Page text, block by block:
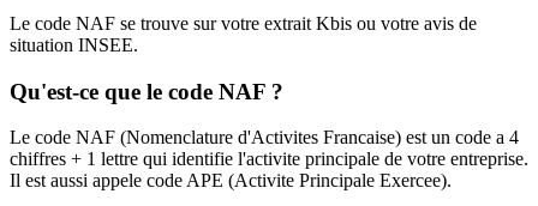
Le code NAF se trouve sur votre extrait Kbis ou votre avis de
situation INSEE.
Qu'est-ce que le code NAF ?
Le code NAF (Nomenclature d'Activites Francaise) est un code a 4
chiffres + 1 lettre qui identifie l'activite principale de votre entreprise.
Il est aussi appele code APE (Activite Principale Exercee).